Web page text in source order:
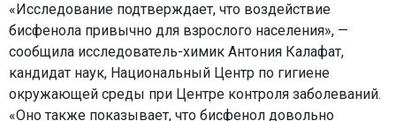
«Исследование подтверждает, что воздействие
бисфенола привычно для взрослого населения», —
сообщила исследователь-химик Антония Калафат,
кандидат наук, Национальный Центр по гигиене
окружающей среды при Центре контроля заболеваний.
«Оно также показывает, что бисфенол довольно